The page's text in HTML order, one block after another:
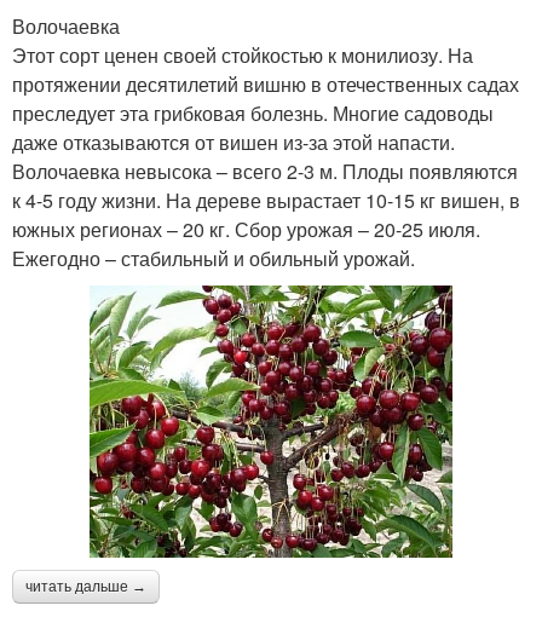
Волочаевка
Этот сорт ценен своей стойкостью к монилиозу. На
протяжении десятилетий вишню в отечественных садах
преследует эта грибковая болезнь. Многие садоводы
даже отказываются от вишен из-за этой напасти.
Волочаевка невысока – всего 2-3 м. Плоды появляются
к 4-5 году жизни. На дереве вырастает 10-15 кг вишен, в
южных регионах – 20 кг. Сбор урожая – 20-25 июля.
Ежегодно – стабильный и обильный урожай.
читать дальше →